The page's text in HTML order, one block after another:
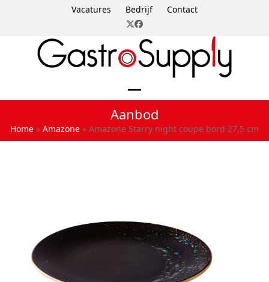
Vacatures Bedrijf
Contact
Twitter
Facebook
Open
mobile
menu
Close
mobile
menu
Aanbod
Home » Amazone » Amazone Starry night coupe bord 27,5 cm